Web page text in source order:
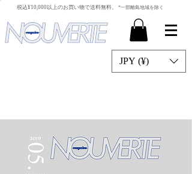
​税込¥10,000以上のお買い物で送料無料。 *一部離島地域を除く
JPY (¥)